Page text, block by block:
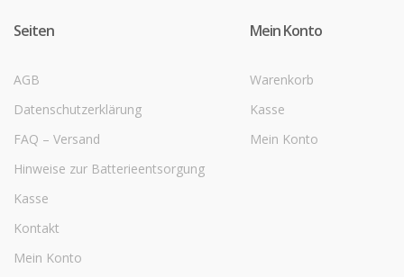
Seiten
AGB
Datenschutzerklärung
FAQ – Versand
Hinweise zur Batterieentsorgung
Kasse
Kontakt
Mein Konto
Mein Konto
Warenkorb
Kasse
Mein Konto